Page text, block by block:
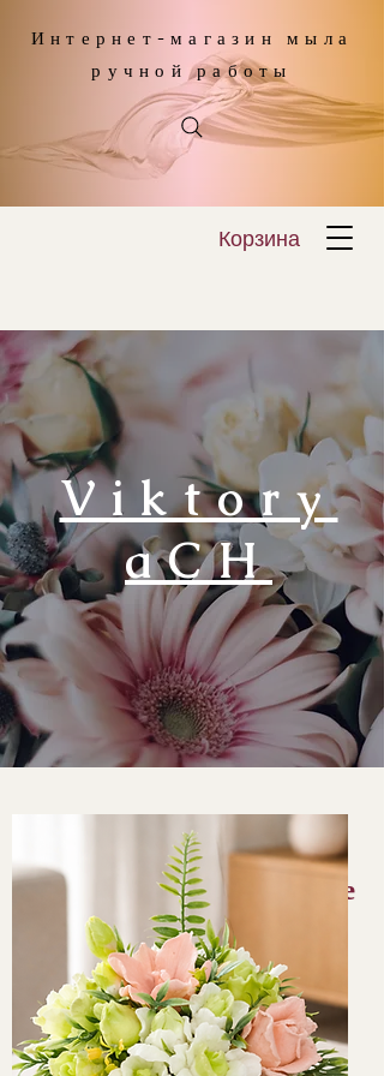
Интернет-магазин мыла
ручной работы
Корзина
Viktory
aCH
Уникальные мыльные
букеты
Закажите сейчас и
получите быструю
доставку